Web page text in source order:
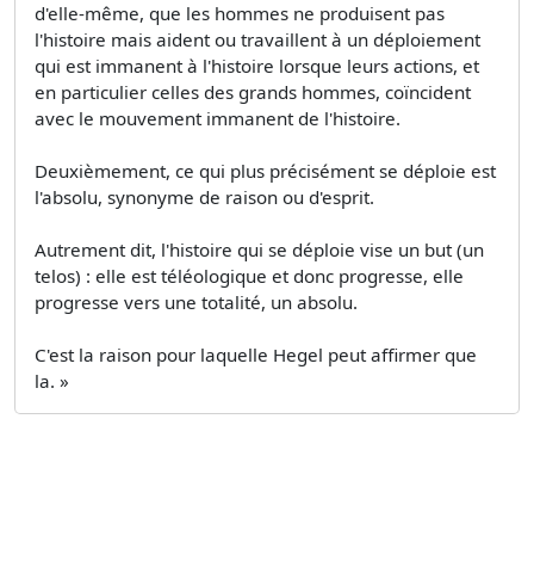
d'elle-même, que les hommes ne produisent pas
l'histoire mais aident ou travaillent à un déploiement
qui est immanent à l'histoire lorsque leurs actions, et
en particulier celles des grands hommes, coïncident
avec le mouvement immanent de l'histoire.
Deuxièmement, ce qui plus précisément se déploie est
l'absolu, synonyme de raison ou d'esprit.
Autrement dit, l'histoire qui se déploie vise un but (un
telos) : elle est téléologique et donc progresse, elle
progresse vers une totalité, un absolu.
C'est la raison pour laquelle Hegel peut affirmer que
la. »